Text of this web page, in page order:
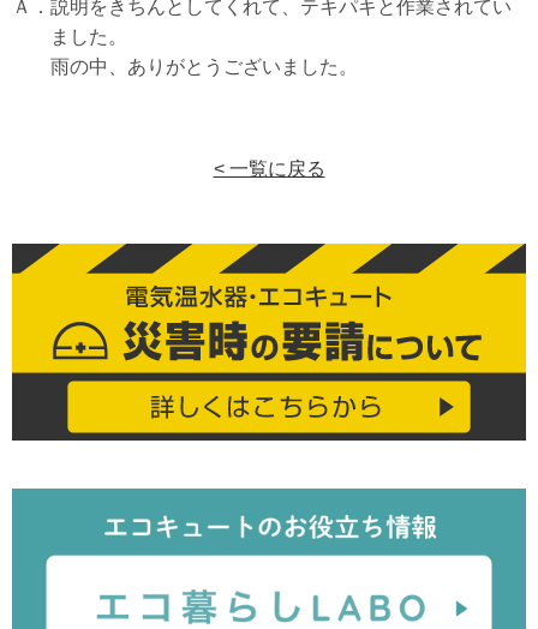
Ａ．説明をきちんとしてくれて、テキパキと作業されてい
ました。
雨の中、ありがとうございました。
< 一覧に戻る